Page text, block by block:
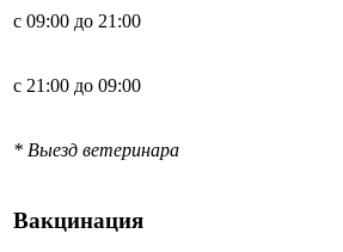
с 09:00 до 21:00
с 21:00 до 09:00
* Выезд ветеринара
Вакцинация